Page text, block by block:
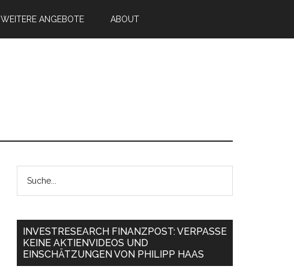
WEITERE ANGEBOTE ABOUT
INVESTRESEARCH FINANZPOST: VERPASSE
KEINE AKTIENVIDEOS UND
EINSCHÄTZUNGEN VON PHILIPP HAAS